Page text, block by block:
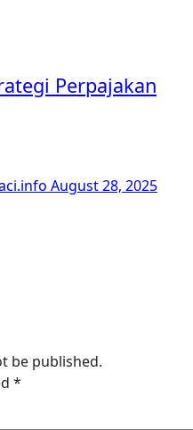
Perpajakan
August 28, 2025
be published.
*